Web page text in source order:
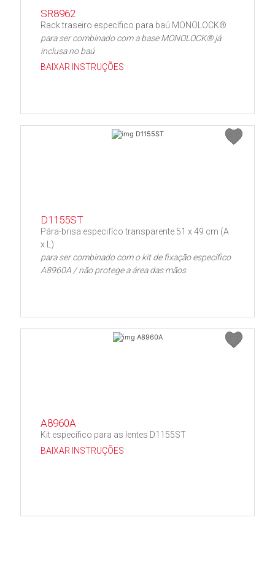
SR8962
Rack traseiro específico para baú MONOLOCK®
para ser combinado com a base MONOLOCK® já
inclusa no baú
BAIXAR INSTRUÇÕES
D1155ST
Pára-brisa especifíco transparente 51 x 49 cm (A
x L)
para ser combinado com o kit de fixação específico
A8960A / não protege a área das mãos
A8960A
Kit específico para as lentes D1155ST
BAIXAR INSTRUÇÕES